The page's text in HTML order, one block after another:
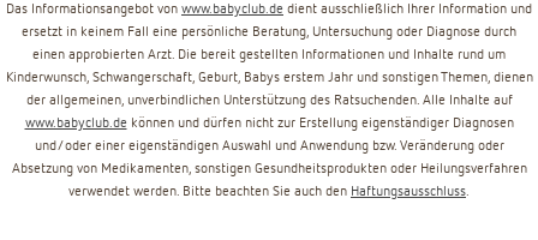
Das Informationsangebot von www.babyclub.de dient ausschließlich Ihrer Information und
ersetzt in keinem Fall eine persönliche Beratung, Untersuchung oder Diagnose durch
einen approbierten Arzt. Die bereit gestellten Informationen und Inhalte rund um
Kinderwunsch, Schwangerschaft, Geburt, Babys erstem Jahr und sonstigen Themen, dienen
der allgemeinen, unverbindlichen Unterstützung des Ratsuchenden. Alle Inhalte auf
www.babyclub.de können und dürfen nicht zur Erstellung eigenständiger Diagnosen
und/oder einer eigenständigen Auswahl und Anwendung bzw. Veränderung oder
Absetzung von Medikamenten, sonstigen Gesundheitsprodukten oder Heilungsverfahren
verwendet werden. Bitte beachten Sie auch den Haftungsausschluss.